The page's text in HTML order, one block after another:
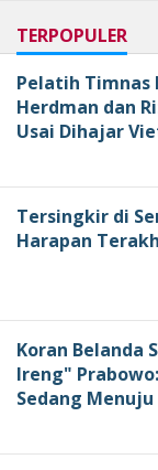
TERPOPULER
Pelatih Timnas
Herdman dan
Usai Dihajar
Tersingkir di
Harapan
Koran Belanda
Ireng"
Sedang